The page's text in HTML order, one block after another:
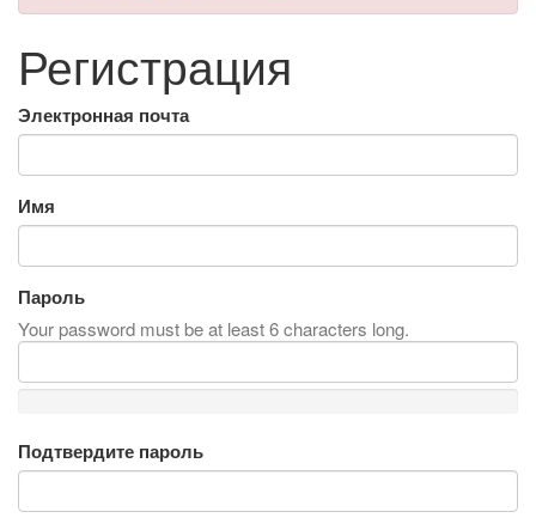
Регистрация
Электронная почта
Имя
Пароль
Your password must be at least 6 characters long.
Подтвердите пароль